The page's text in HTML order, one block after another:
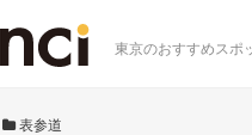
東京のおすすめスポ
表参道